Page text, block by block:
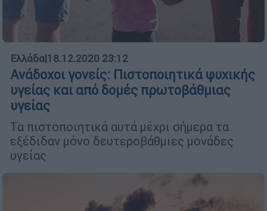
Ελλάδα|18.12.2020 23:12
Ανάδοχοι γονείς: Πιστοποιητικά ψυχικής
υγείας και από δομές πρωτοβάθμιας
υγείας
Τα πιστοποιητικά αυτά μέχρι σήμερα τα
εξέδιδαν μόνο δευτεροβάθμιες μονάδες
υγείας